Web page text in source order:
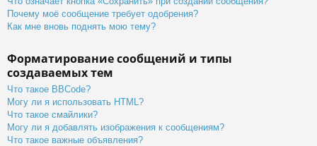
Почему моё сообщение требует одобрения?
Как мне вновь поднять мою тему?
Форматирование сообщений и типы
создаваемых тем
Что такое BBCode?
Могу ли я использовать HTML?
Что такое смайлики?
Могу ли я добавлять изображения к сообщениям?
Что такое важные объявления?